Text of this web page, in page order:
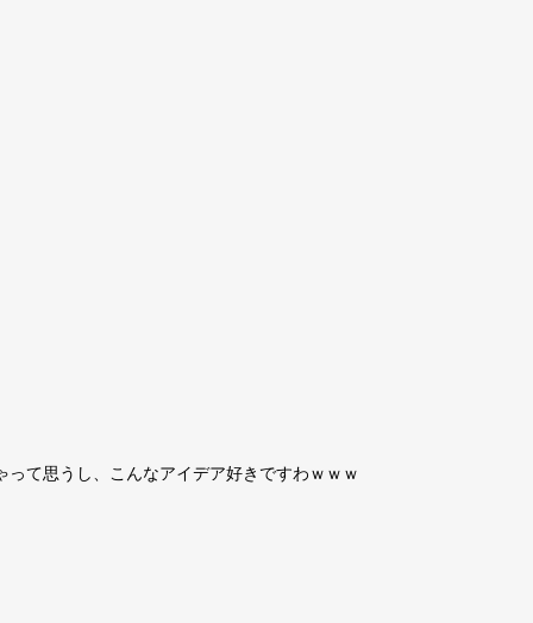
て思うし、こんなアイデア好きですわｗｗｗ